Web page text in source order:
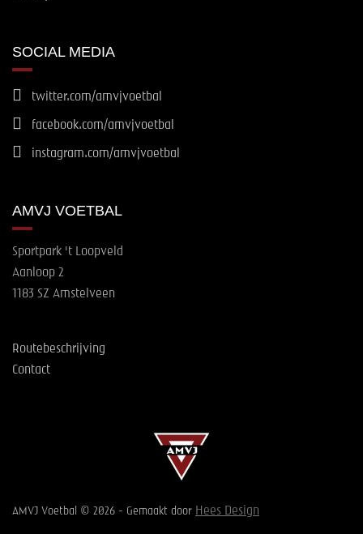
SOCIAL MEDIA
twitter.com/amvjvoetbal
facebook.com/amvjvoetbal
instagram.com/amvjvoetbal
AMVJ VOETBAL
Sportpark 't Loopveld
Aanloop 2
1183 SZ Amstelveen
Routebeschrijving
Contact
AMVJ Voetbal © 2026 - Gemaakt door Hees Design